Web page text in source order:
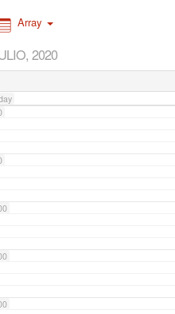
Array
2020